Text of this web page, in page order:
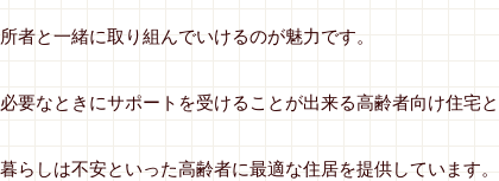
者と一緒に取り組んでいけるのが魅力です。
要なときにサポートを受けることが出来る高齢者向け住宅と
らしは不安といった高齢者に最適な住居を提供しています。